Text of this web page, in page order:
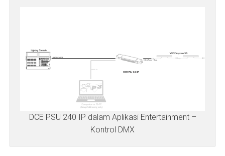
DCE PSU 240 IP dalam Aplikasi Entertainment –
Kontrol DMX